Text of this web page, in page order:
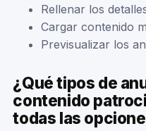
Rellenar los
Cargar contenido
Previsualizar los
¿Qué tipos de
contenido
todas las